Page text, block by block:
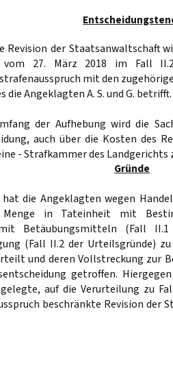
Revision der Staatsanwaltschaft
vom 27. März 2018 im Fall
mit den
die Angeklagten A. S. und G. betrifft.
der Aufhebung wird die
auch über die Kosten des
- Strafkammer des Landgerichts
Gründe
hat die Angeklagten wegen
in Tateinheit mit
Betäubungsmitteln (Fall
(Fall II.2 der Urteilsgründe)
und deren Vollstreckung zur
getroffen.
auf die Verurteilung zu
beschränkte Revision der